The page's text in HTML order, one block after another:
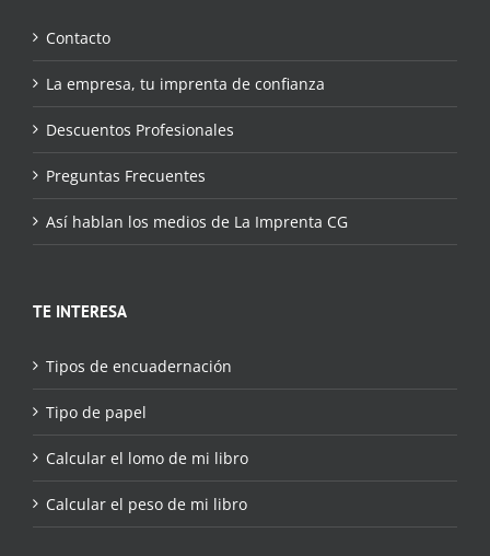
Contacto
La empresa, tu imprenta de confianza
Descuentos Profesionales
Preguntas Frecuentes
Así hablan los medios de La Imprenta CG
TE INTERESA
Tipos de encuadernación
Tipo de papel
Calcular el lomo de mi libro
Calcular el peso de mi libro